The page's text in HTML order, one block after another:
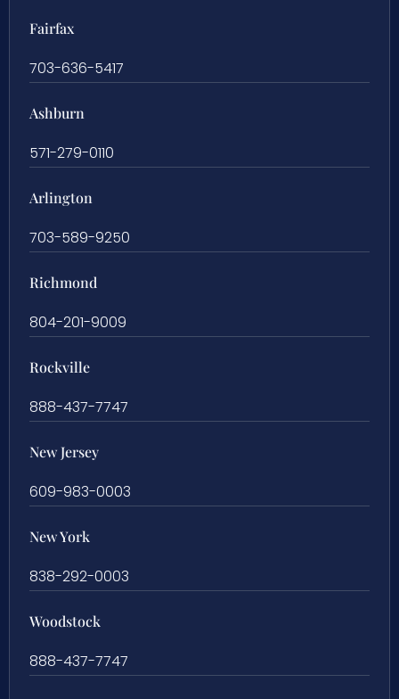
Fairfax
703-636-5417
Ashburn
571-279-0110
Arlington
703-589-9250
Richmond
804-201-9009
Rockville
888-437-7747
New Jersey
609-983-0003
New York
838-292-0003
Woodstock
888-437-7747